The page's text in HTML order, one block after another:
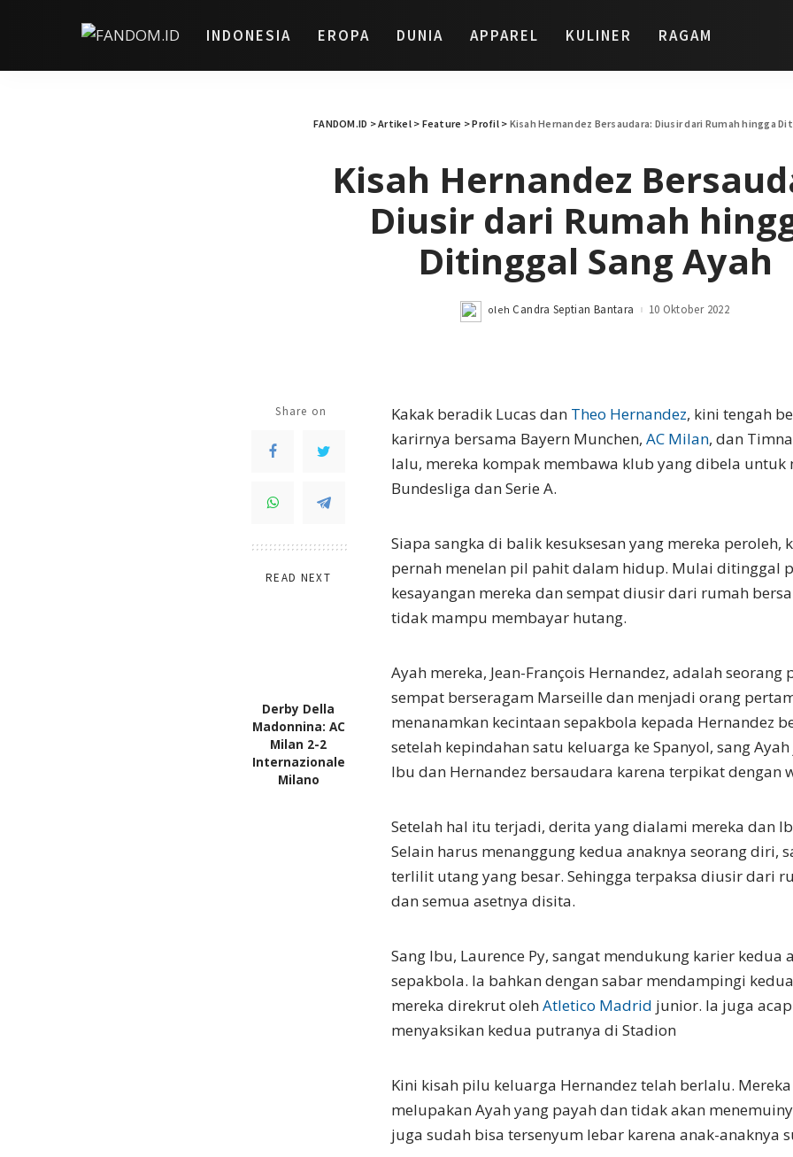
INDONESIA EROPA DUNIA APPAREL KULINER RAGAM
FANDOM.ID >Artikel> Feature >Profil> Kisah Hernandez Bersaudara: Diusir dari Rumah hingga
Kisah Hernandez
Diusir dari Rumah
Ditinggal Sang Ayah
Posted
oleh Candra Septian Bantara 10 Oktober 2022
Share on
READ NEXT
Derby Della
Madonnina: AC
Milan 2-2
Internazionale
Milano
Kakak beradik Lucas dan Theo Hernandez, kini tengah
karirnya bersama Bayern Munchen, AC Milan, dan
lalu, mereka kompak membawa klub yang dibela untuk
Bundesliga dan Serie A.
Siapa sangka di balik kesuksesan yang mereka peroleh,
pernah menelan pil pahit dalam hidup. Mulai ditinggal
kesayangan mereka dan sempat diusir dari rumah
tidak mampu membayar hutang.
Ayah mereka, Jean-François Hernandez, adalah seorang
sempat berseragam Marseille dan menjadi orang
menanamkan kecintaan sepakbola kepada Hernandez
setelah kepindahan satu keluarga ke Spanyol, sang
Ibu dan Hernandez bersaudara karena terpikat dengan
Setelah hal itu terjadi, derita yang dialami mereka dan
Selain harus menanggung kedua anaknya seorang diri,
terlilit utang yang besar. Sehingga terpaksa diusir dari
dan semua asetnya disita.
Sang Ibu, Laurence Py, sangat mendukung karier kedua
sepakbola. Ia bahkan dengan sabar mendampingi
mereka direkrut olehAtletico Madrid junior. Ia juga
menyaksikan kedua putranya di Stadion
Kini kisah pilu keluarga Hernandez telah berlalu.
melupakan Ayah yang payah dan tidak akan
juga sudah bisa tersenyum lebar karena anak-anaknya